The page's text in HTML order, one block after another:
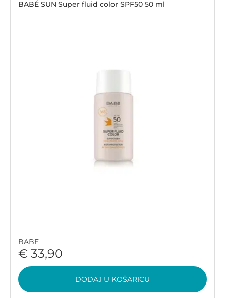
BABÉ SUN Super fluid color SPF50 50 ml
BABE
€ 33,90
DODAJ U KOŠARICU